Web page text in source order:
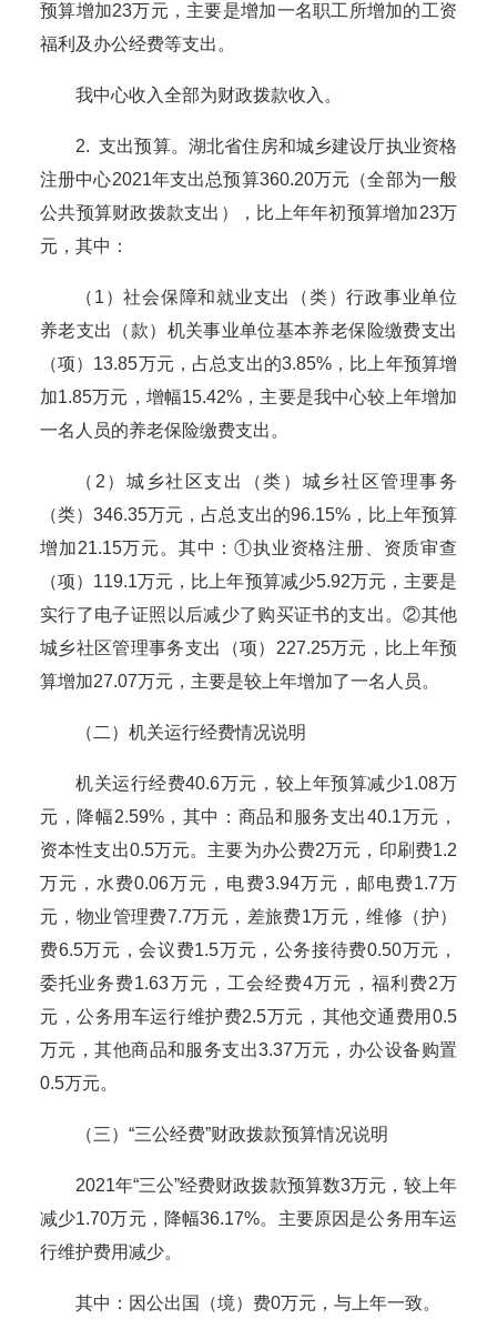
预算增加23万元， 主要是增加一名职工所增加的工资
福利及办公经费等支出。
我中心收入全部为财政拨款收入。
2. 支出预算。湖北省住房和城乡建设厅执业资格
注册中心2021年支出总预算360.20万元 （全部为一般
公共预算财政拨款支出 ） ，比上年年初预算增加23万
元，其中：
（ 1 ）社会保障和就业支出
（类）行政事业单位
养老支出（款）机关事业单位基本养老保险缴费支出
（项） 13.85万元，占总支出的3.85%，比上年预算增
加1.85万元，增幅15.42%，主要是我中心较上年增加
一名 人员的养老保险缴费支出 。
（ 2 ）城乡社区支出（类） 城乡社区管理事务
（类）346.35万元，占总支出的96.15%， 比上年预算
增加21.15万元。 其中：①执业资格注册、资质审查
（项）119.1万元，比上年预算减少5.92万元，主要是
实行了电子证照以后减少了购买证书的支出。②其他
城乡社区管理事务支出（项） 227.25万元，比上年预
算增加27.07万元， 主要是较上年增加了一名 人员。
（ 二 ）机关运行经费情况说明
机关运行经费40.6万元，较上年预算减少1.08万
元， 降幅2.59%，其中：商品和服务支出40.1万元，
资本性支出0.5万元。主要为办公费2万元，印刷费1.2
万元，水费0.06万元，电费3.94万元，邮电费1.7万
元，物业管理费7.7万元，差旅费1万元，维修（护）
费6.5万元，会议费1.5万元，公务接待费0.50万元，
委托业务费1.63万元，工会经费4万元，福利费2万
元，公务用车运行维护费2.5万元，其他交通费用0.5
万元，其他商品和服务支出3.37万元，办公设备购置
0.5万元。
（三） “三公经费”财政拨款预算情况说明
2021年“三公”经费财政拨款预算数3万元，较上年
减少1.70万元，降幅36.17%。主要原因是公务用车运
行维护费用减少。
其中：因公出国（境）费0万元， 与上年一致。